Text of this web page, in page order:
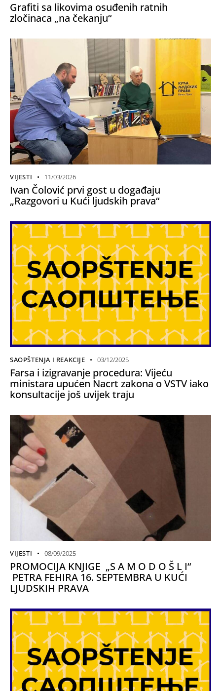
Grafiti sa likovima osuđenih ratnih
zločinaca „na čekanju“
VIJESTI 11/03/2026
Ivan Čolović prvi gost u događaju
„Razgovori u Kući ljudskih prava“
SAOPŠTENJA I REAKCIJE 03/12/2025
Farsa i izigravanje procedura: Vijeću
ministara upućen Nacrt zakona o VSTV iako
konsultacije još uvijek traju
VIJESTI 08/09/2025
PROMOCIJA KNJIGE „S A M O D O Š L I“
PETRA FEHIRA 16. SEPTEMBRA U KUĆI
LJUDSKIH PRAVA